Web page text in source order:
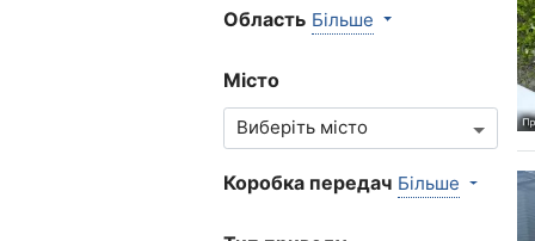
Область Більше
Місто
Коробка передач Більше